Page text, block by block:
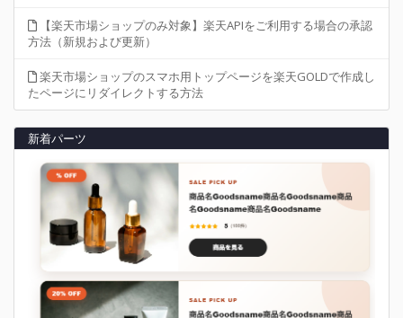
【楽天市場ショップのみ対象】楽天APIをご利用する場合の承認
方法（新規および更新）
楽天市場ショップのスマホ用トップページを楽天GOLDで作成し
たページにリダイレクトする方法
新着パーツ